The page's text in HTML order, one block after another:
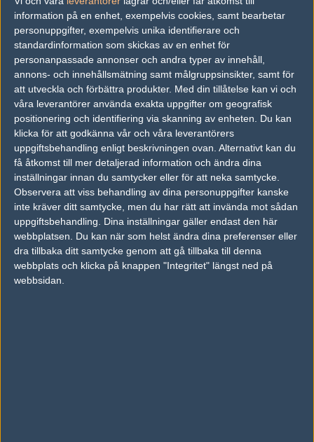
information på en enhet, exempelvis cookies, samt bearbetar
personuppgifter, exempelvis unika identifierare och
standardinformation som skickas av en enhet för
personanpassade annonser och andra typer av innehåll,
annons- och innehållsmätning samt målgruppsinsikter, samt för
att utveckla och förbättra produkter. Med din tillåtelse kan vi och
våra leverantörer använda exakta uppgifter om geografisk
positionering och identifiering via skanning av enheten. Du kan
klicka för att godkänna vår och våra leverantörers
uppgiftsbehandling enligt beskrivningen ovan. Alternativt kan du
få åtkomst till mer detaljerad information och ändra dina
inställningar innan du samtycker eller för att neka samtycke.
Observera att viss behandling av dina personuppgifter kanske
inte kräver ditt samtycke, men du har rätt att invända mot sådan
uppgiftsbehandling. Dina inställningar gäller endast den här
webbplatsen. Du kan när som helst ändra dina preferenser eller
dra tillbaka ditt samtycke genom att gå tillbaka till denna
webbplats och klicka på knappen "Integritet" längst ned på
webbsidan.
go pottis!
#4 FiskREnS
Old School
2004-11-06 19:54
1
n0lltp lineup? måste man behöva gå in på IRC och pimpa fram
den?!
#5 krappen^^^^
Old School
2004-11-06 20:06
1
Kommentaren har censurerats. IP-adressen har loggats.
#6